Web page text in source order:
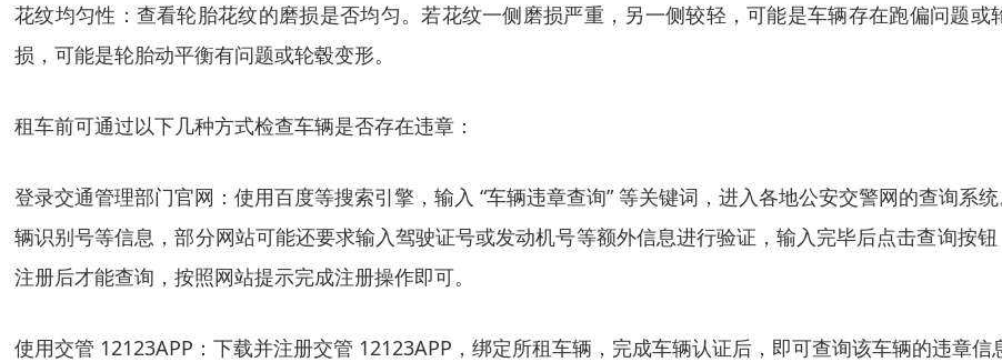
花纹均匀性：查看轮胎花纹的磨损是否均匀。若花纹一侧磨损严重，另一侧较轻，可能是车辆存在跑偏问题
损，可能是轮胎动平衡有问题或轮毂变形。
租车前可通过以下几种方式检查车辆是否存在违章：
登录交通管理部门官网：使用百度等搜索引擎，输入 “车辆违章查询” 等关键词，进入各地公安交警网的查询系
辆识别号等信息，部分网站可能还要求输入驾驶证号或发动机号等额外信息进行验证，输入完毕后点击查询按
注册后才能查询，按照网站提示完成注册操作即可。
使用交管 12123APP：下载并注册交管 12123APP，绑定所租车辆，完成车辆认证后，即可查询该车辆的违章信